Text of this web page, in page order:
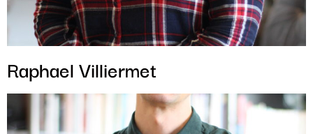
Raphael Villiermet